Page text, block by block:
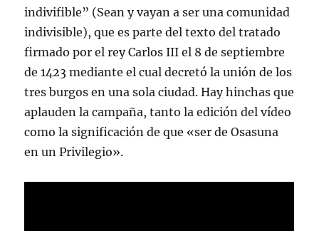
indivifible” (Sean y vayan a ser una comunidad
indivisible), que es parte del texto del tratado
firmado por el rey Carlos III el 8 de septiembre
de 1423 mediante el cual decretó la unión de los
tres burgos en una sola ciudad. Hay hinchas que
aplauden la campaña, tanto la edición del vídeo
como la significación de que «ser de Osasuna
en un Privilegio».